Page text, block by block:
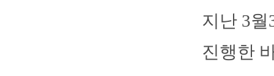
지난 3월
진행한